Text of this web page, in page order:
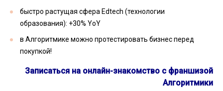
быстро растущая сфера Edtech (технологии
образования): +30% YoY
в Алгоритмике можно протестировать бизнес перед
покупкой!
Записаться на онлайн-знакомство с франшизой
Алгоритмики